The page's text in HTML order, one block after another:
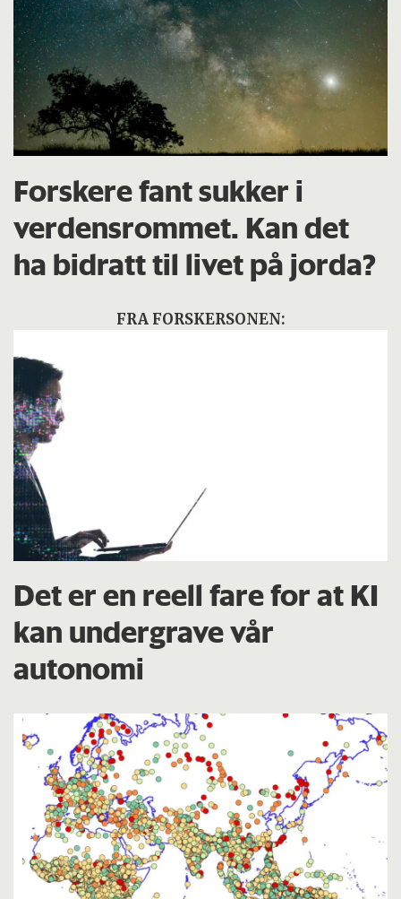
Forskere fant sukker i
verdensrommet. Kan det
ha bidratt til livet på jorda?
FRA FORSKERSONEN:
Det er en reell fare for at KI
kan undergrave vår
autonomi